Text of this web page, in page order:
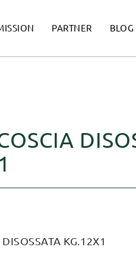
PARTNER BLOG
KG.12X1